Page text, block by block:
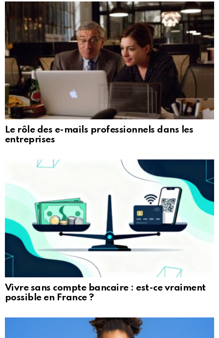
Le rôle des e-mails professionnels dans les
entreprises
Vivre sans compte bancaire : est-ce vraiment
possible en France ?